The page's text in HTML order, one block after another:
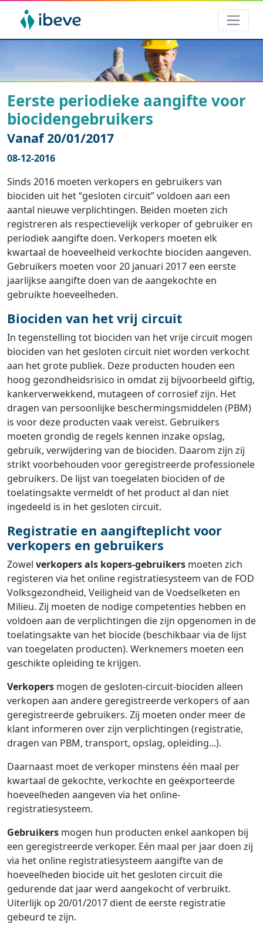
Eerste periodieke aangifte voor
biocidengebruikers
Vanaf 20/01/2017
08-12-2016
Sinds 2016 moeten verkopers en gebruikers van
biociden uit het “gesloten circuit” voldoen aan een
aantal nieuwe verplichtingen. Beiden moeten zich
registreren als respectievelijk verkoper of gebruiker en
periodiek aangifte doen. Verkopers moeten elk
kwartaal de hoeveelheid verkochte biociden aangeven.
Gebruikers moeten voor 20 januari 2017 een eerste
jaarlijkse aangifte doen van de aangekochte en
gebruikte hoeveelheden.
Biociden van het vrij circuit
In tegenstelling tot biociden van het vrije circuit mogen
biociden van het gesloten circuit niet worden verkocht
aan het grote publiek. Deze producten houden een
hoog gezondheidsrisico in omdat zij bijvoorbeeld giftig,
kankerverwekkend, mutageen of corrosief zijn. Het
dragen van persoonlijke beschermingsmiddelen (PBM)
is voor deze producten vaak vereist. Gebruikers
moeten grondig de regels kennen inzake opslag,
gebruik, verwijdering van de biociden. Daarom zijn zij
strikt voorbehouden voor geregistreerde professionele
gebruikers. De lijst van toegelaten biociden of de
toelatingsakte vermeldt of het product al dan niet
ingedeeld is in het gesloten circuit.
Registratie en aangifteplicht voor
verkopers en gebruikers
Zowel verkopers als kopers-gebruikers moeten zich
registeren via het online registratiesysteem van de FOD
Volksgezondheid, Veiligheid van de Voedselketen en
Milieu. Zij moeten de nodige competenties hebben en
voldoen aan de verplichtingen die zijn opgenomen in de
toelatingsakte van het biocide (beschikbaar via de lijst
van toegelaten producten). Werknemers moeten een
geschikte opleiding te krijgen.
Verkopers mogen de gesloten-circuit-biociden alleen
verkopen aan andere geregistreerde verkopers of aan
geregistreerde gebruikers. Zij moeten onder meer de
klant informeren over zijn verplichtingen (registratie,
dragen van PBM, transport, opslag, opleiding...).
Daarnaast moet de verkoper minstens één maal per
kwartaal de gekochte, verkochte en geëxporteerde
hoeveelheden aangeven via het online-
registratiesysteem.
Gebruikers mogen hun producten enkel aankopen bij
een geregistreerde verkoper. Eén maal per jaar doen zij
via het online registratiesysteem aangifte van de
hoeveelheden biocide uit het gesloten circuit die
gedurende dat jaar werd aangekocht of verbruikt.
Uiterlijk op 20/01/2017 dient de eerste registratie
gebeurd te zijn.